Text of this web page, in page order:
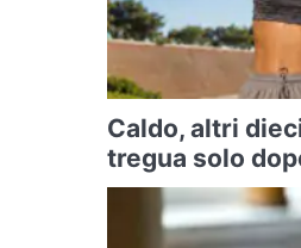
Caldo, altri
tregua solo